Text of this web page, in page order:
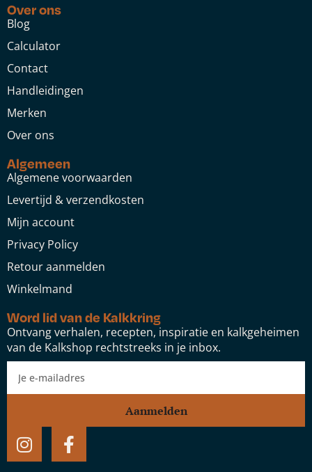
Over ons
Blog
Calculator
Contact
Handleidingen
Merken
Over ons
Algemeen
Algemene voorwaarden
Levertijd & verzendkosten
Mijn account
Privacy Policy
Retour aanmelden
Winkelmand
Word lid van de Kalkkring
Ontvang verhalen, recepten, inspiratie en kalkgeheimen
van de Kalkshop rechtstreeks in je inbox.
Aanmelden